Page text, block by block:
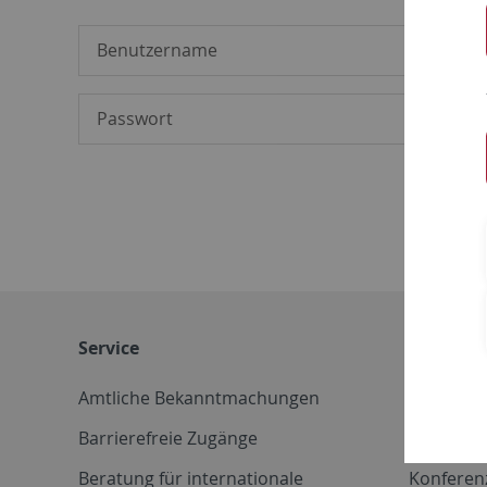
Service
Amtliche Bekanntmachungen
Barrierefreie Zugänge
Beratung für internationale